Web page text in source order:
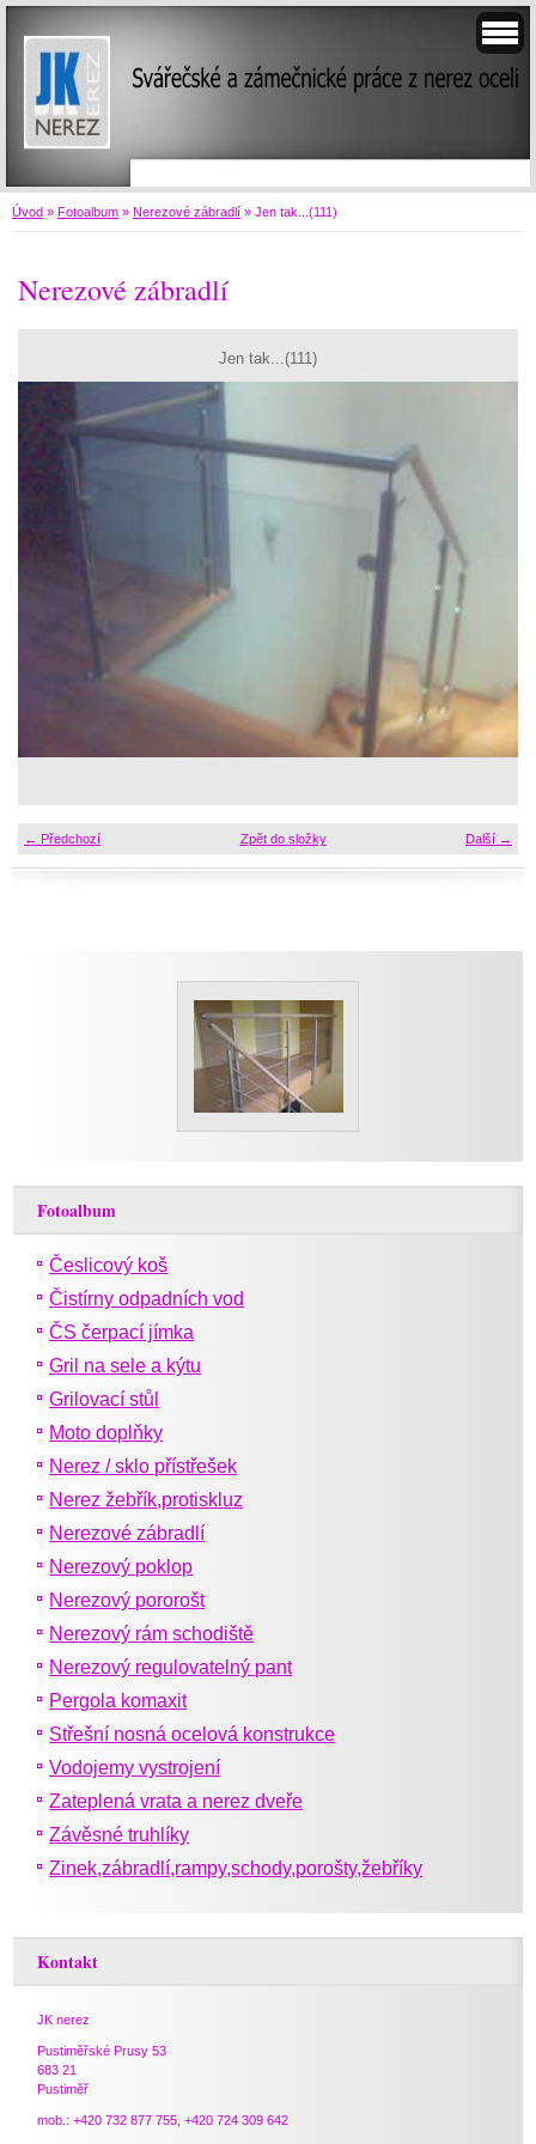
Úvod » Fotoalbum » Nerezové zábradlí » Jen tak...(111)
Nerezové zábradlí
Jen tak...(111)
← Předchozí Další →
Zpět do složky
Fotoalbum
Česlicový koš
Čistírny odpadních vod
ČS čerpací jímka
Gril na sele a kýtu
Grilovací stůl
Moto doplňky
Nerez / sklo přístřešek
Nerez žebřík,protiskluz
Nerezové zábradlí
Nerezový poklop
Nerezový pororošt
Nerezový rám schodiště
Nerezový regulovatelný pant
Pergola komaxit
Střešní nosná ocelová konstrukce
Vodojemy vystrojení
Zateplená vrata a nerez dveře
Závěsné truhlíky
Zinek,zábradlí,rampy,schody,porošty,žebříky
Kontakt
JK nerez
Pustiměřské Prusy 53
683 21
Pustiměř
mob.: +420 732 877 755, +420 724 309 642